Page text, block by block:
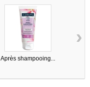
Après shampooing...
›